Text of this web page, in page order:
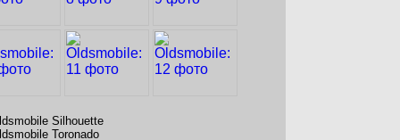
Silhouette
Toronado